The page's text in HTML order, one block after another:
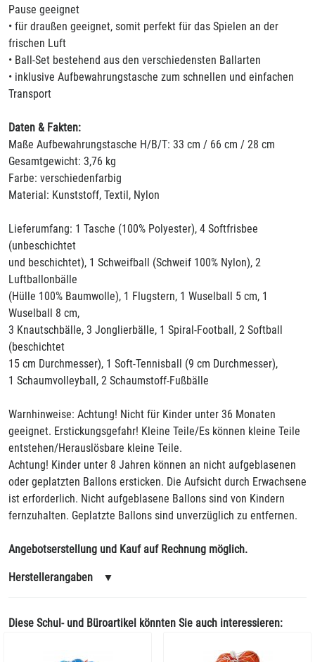
Pause geeignet
• für draußen geeignet, somit perfekt für das Spielen an der
frischen Luft
• Ball-Set bestehend aus den verschiedensten Ballarten
• inklusive Aufbewahrungstasche zum schnellen und einfachen
Transport
Daten & Fakten:
Maße Aufbewahrungstasche H/B/T: 33 cm / 66 cm / 28 cm
Gesamtgewicht: 3,76 kg
Farbe: verschiedenfarbig
Material: Kunststoff, Textil, Nylon
Lieferumfang: 1 Tasche (100% Polyester), 4 Softfrisbee
(unbeschichtet
und beschichtet), 1 Schweifball (Schweif 100% Nylon), 2
Luftballonbälle
(Hülle 100% Baumwolle), 1 Flugstern, 1 Wuselball 5 cm, 1
Wuselball 8 cm,
3 Knautschbälle, 3 Jonglierbälle, 1 Spiral-Football, 2 Softball
(beschichtet
15 cm Durchmesser), 1 Soft-Tennisball (9 cm Durchmesser),
1 Schaumvolleyball, 2 Schaumstoff-Fußbälle
Warnhinweise: Achtung! Nicht für Kinder unter 36 Monaten
geeignet. Erstickungsgefahr! Kleine Teile/Es können kleine Teile
entstehen/Herauslösbare kleine Teile.
Achtung! Kinder unter 8 Jahren können an nicht aufgeblasenen
oder geplatzten Ballons ersticken. Die Aufsicht durch Erwachsene
ist erforderlich. Nicht aufgeblasene Ballons sind von Kindern
fernzuhalten. Geplatzte Ballons sind unverzüglich zu entfernen.
Angebotserstellung und Kauf auf Rechnung möglich.
Herstellerangaben ▼
Diese Schul- und Büroartikel könnten Sie auch interessieren: